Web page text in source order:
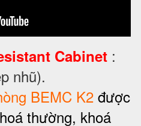
Cabinet :
nhũ).
BEMC K2 được
thường, khoá